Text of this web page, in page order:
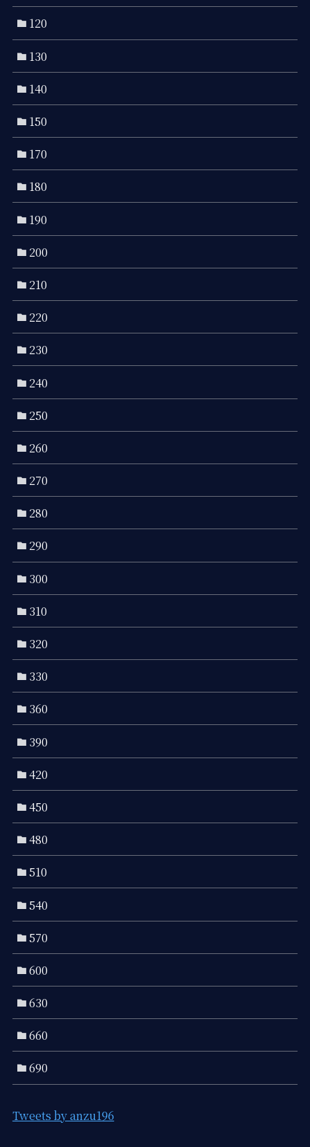
120
130
140
150
170
180
190
200
210
220
230
240
250
260
270
280
290
300
310
320
330
360
390
420
450
480
510
540
570
600
630
660
690
Tweets by anzu196